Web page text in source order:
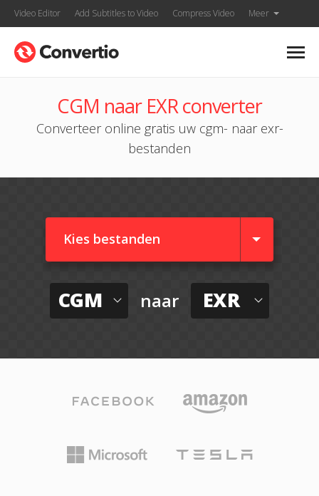
Video Editor Add Subtitles to Video Compress Video Meer
CGM naar EXR converter
Converteer online gratis uw cgm- naar exr-
bestanden
Kies bestanden
CGM naar EXR